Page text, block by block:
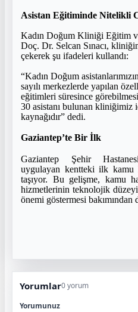
Asistan Eğitiminde Nitelikli
Kadın Doğum Kliniği Eğitim
Doç. Dr. Selcan Sınacı,
çekerek şu ifadeleri kullandı:
“Kadın Doğum
sayılı merkezlerde yapılan
eğitimleri süresince
30 asistanı bulunan
kaynağıdır” dedi.
Gaziantep’te Bir İlk
Gaziantep Şehir
uygulayan kentteki ilk kamu
taşıyor. Bu gelişme, kamu
hizmetlerinin teknolojik
önemi göstermesi
Yorumlar0 yorum
Yorumunuz